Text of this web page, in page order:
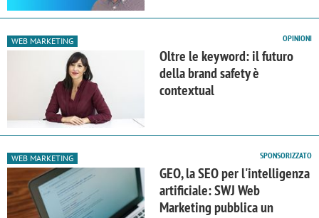
WEB MARKETING OPINIONI
Oltre le keyword: il futuro
della brand safety è
contextual
WEB MARKETING SPONSORIZZATO
GEO, la SEO per l'intelligenza
artificiale: SWJ Web
Marketing pubblica un